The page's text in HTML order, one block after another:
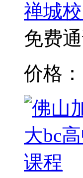
禅城
免费
价格